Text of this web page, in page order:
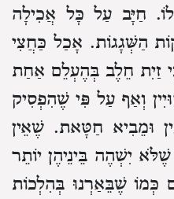
חַיָּב עַל כָּל אֲכִילָה
הַשְּׁגָגוֹת. אָכַל כַּחֲצִי
זַיִת חֵלֶב בְּהֶעְלֵם אַחַת
וְאַף עַל פִּי שֶׁהִפְסִיק
וּמֵבִיא חַטָּאת. שֶׁאֵין
יִשְׁהֶה בֵּינֵיהֶן יוֹתֵר
כְּמוֹ שֶׁבֵּאַרְנוּ בְּהִלְכוֹת